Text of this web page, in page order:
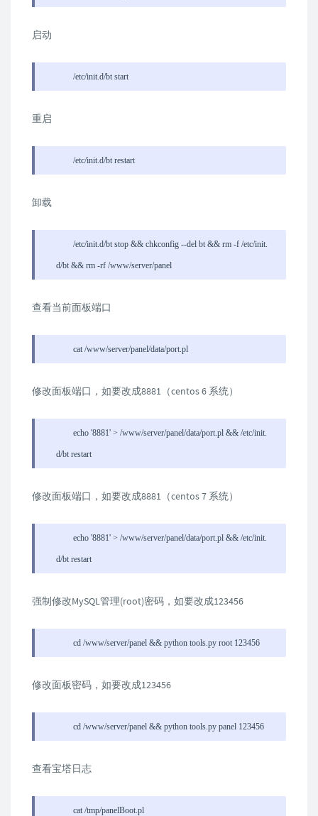
启动
/etc/init.d/bt start
重启
/etc/init.d/bt restart
卸载
/etc/init.d/bt stop && chkconfig --del bt && rm -f /etc/init.
d/bt && rm -rf /www/server/panel
查看当前面板端口
cat /www/server/panel/data/port.pl
修改面板端口，如要改成8881（centos 6 系统）
echo '8881' > /www/server/panel/data/port.pl && /etc/init.
d/bt restart
修改面板端口，如要改成8881（centos 7 系统）
echo '8881' > /www/server/panel/data/port.pl && /etc/init.
d/bt restart
强制修改MySQL管理(root)密码，如要改成123456
cd /www/server/panel && python tools.py root 123456
修改面板密码，如要改成123456
cd /www/server/panel && python tools.py panel 123456
查看宝塔日志
cat /tmp/panelBoot.pl